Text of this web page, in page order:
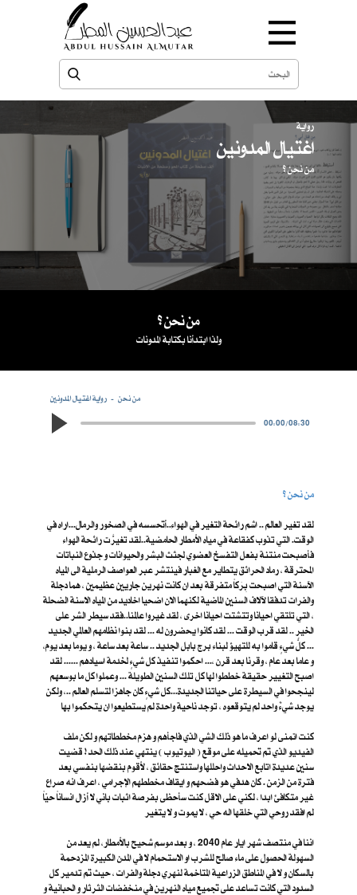
رواية
اغتيال المدونين
من نحن ؟
من نحن ؟
ولذا ابتدأنا بكتابة المدونات
رواية اغتيال المدونين
من نحن
00:00/08:30
من نحن ؟
لقد تغير العالم .. اشم رائحة التغير في الهواء..أتحسسه في الصخور والرمال...اراه في
الوقت. التي تذوب كفقاعة في مياه الأمطار الحامضية..لقد تغيرَّت رائحة الهواء
فأصبحت منتنة بفعل التفسخ العضوي لجثث البشر والحيوانات و جذوع النباتات
المحترقة ، رماد الحرائق يتطاير مع الغبار فينتشر عبر العواصف الرملية الى المياه
الآسنة التي اصبحت بِرَكاً متفرقة بعد ان كانت نهرين جاريين عظيمين ، هما دجلة
والفرات تدفقا لآلاف السنين الماضية لكنهما الان اضحيا اخاديد من المياه الاسنة الضحلة
، التي تلتقي احيانا وتتشتت احيانا اخرى ، لقد غيروا عالمنا..فقد سيطر الشر على
الخير .. لقد قرب الوقت ... لقد كانوا يحضرون له ... لقد بنوا نظامهم العالمي الجديد
... كلُّ شيءٍ قاموا به للتهيؤ لبناء برج بابل الجديد .. ساعة بعد ساعة ، و يوما بعد يوم،
و عاما بعد عام ، وقرنا بعد قرن ،... احكموا تنفيذ كل شيءٍ لخدمة اسيادهم ...... لقد
اصبح التغيير حقيقة خططوا لها كل تلك السنين الطويلة ... وعملوا كل ما بوسعهم
لينجحوا في السيطرة على حياتنا الجديدة...كل شيءٍ كان جاهزا لتسلم العالم ..، ولكن
يوجد شيءٌ واحد لم يتوقعوه ، توجد ناحية واحدة لم يستطيعوا ان يتحكموا بها
كنت اتمنى لو اعرف ما هو ذلك الشي الذي فاجأهم و هزم مخططاتهم و لكن ملف
الفيديو الذي تم تحميله على موقع ( اليوتيوب ) ينتهي عند ذلك الحد ! قضيت
سنين عديدة اتابع الاحداث واحللها واستنتج حقائق ، لأقوم بنقضها بنفسي بعد
فترة من الزمن . كان هدفي هو فضحهم و ايقاف مخططهم الإجرامي ، اعرف انه صراع
غير متكافئ ابدا ، لكني على الاقل كنت سأحظى بفرصة اثبات باني لا أزال انساناً حيّاً
لم افقد روحي التي خلقها اله حي ، لا يموت و لا يتغير
اننا في منتصف شهر ايار عام 2040 ، و بعد موسم شحيح بالأمطار، لم يعد من
السهولة الحصول على ماء صالح للشرب او الاستحمام لا في المدن الكبيرة المزدحمة
بالسكان و لا في المناطق الزراعية المتاخمة لنهري دجلة والفرات ، حيث تم تدمير كل
السدود التي كانت تساعد على تجميع مياه النهرين في منخفضات الثرثار و الحبانية و